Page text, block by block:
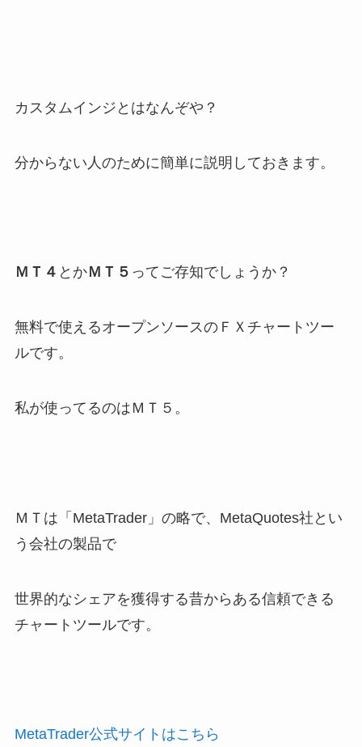
カスタムインジとはなんぞや？
分からない人のために簡単に説明しておきます。
ＭＴ４ とかＭＴ５ ってご存知でしょうか？
無料で使えるオープンソースのＦＸチャートツー
ルです。
私が使ってるのはＭＴ５。
ＭＴは「MetaTrader」の略で、MetaQuotes社とい
う会社の製品で
世界的なシェアを獲得する昔からある信頼できる
チャートツールです。
MetaTrader公式サイトはこちら